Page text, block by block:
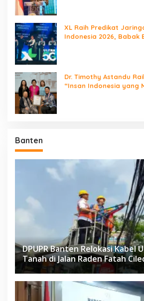
XL Raih Predikat
Indonesia 2026, Babak
Dr. Timothy Astandu
“Insan Indonesia yang
Banten
DPUPR Banten Relokasi Kabel
Tanah di Jalan Raden Fatah